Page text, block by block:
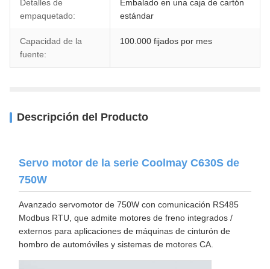
Detalles de
empaquetado:
Embalado en una caja de cartón
estándar
Capacidad de la
fuente:
100.000 fijados por mes
Descripción del Producto
Servo motor de la serie Coolmay C630S de
750W
Avanzado servomotor de 750W con comunicación RS485
Modbus RTU, que admite motores de freno integrados /
externos para aplicaciones de máquinas de cinturón de
hombro de automóviles y sistemas de motores CA.